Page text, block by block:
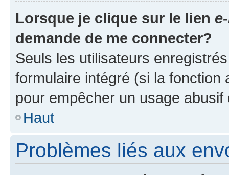
Lorsque je clique sur le lien
demande de me connecter?
Seuls les utilisateurs
formulaire intégré (si la
pour empêcher un usage
Haut
Problèmes liés aux